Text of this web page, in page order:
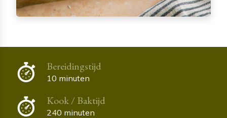
Bereidingstijd
10 minuten
Kook / Baktijd
240 minuten